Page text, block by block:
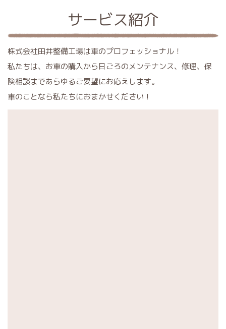
サービス紹介
株式会社田井整備工場は車のプロフェッショナル！
私たちは、お車の購入から日ごろのメンテナンス、修理、保
険相談まであらゆるご要望にお応えします。
車のことなら私たちにおまかせください！
車検（民間車検場完備）